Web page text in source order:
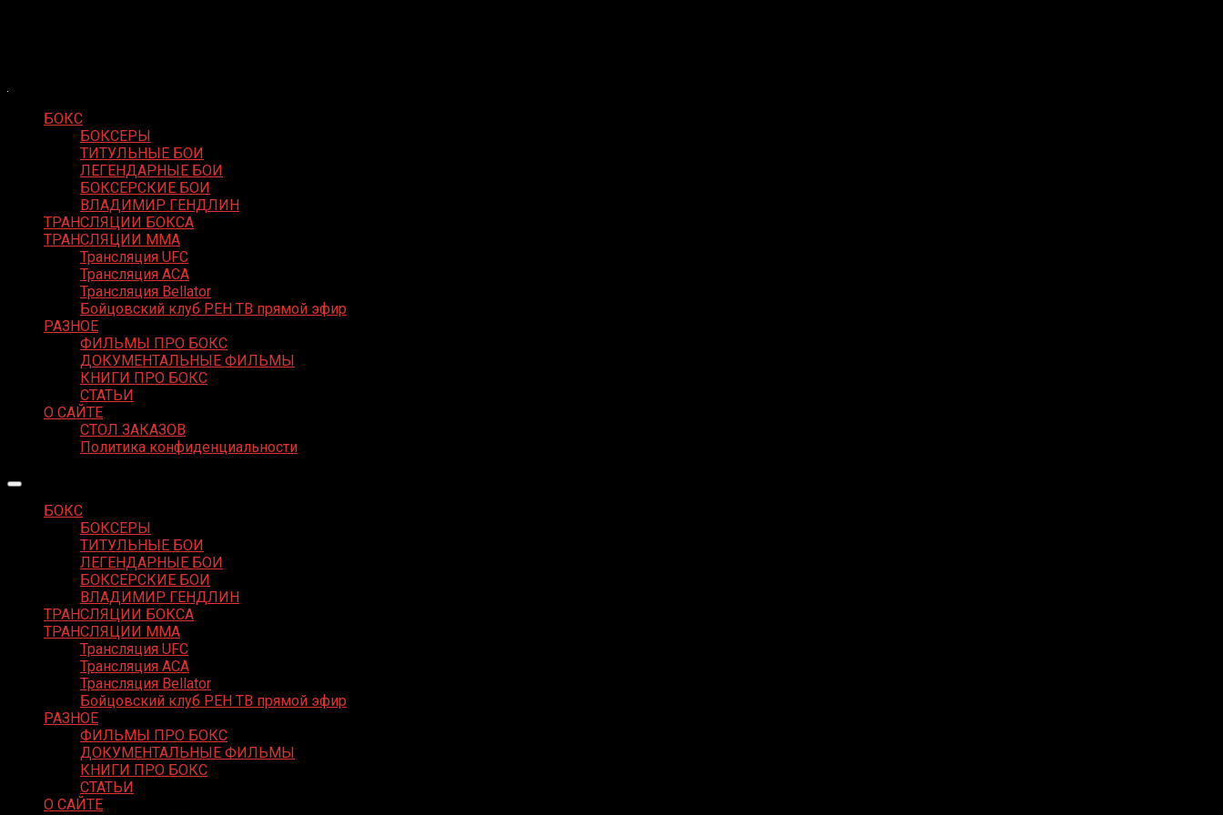
БОКС
БОКСЕРЫ
ТИТУЛЬНЫЕ БОИ
ЛЕГЕНДАРНЫЕ БОИ
БОКСЕРСКИЕ БОИ
ВЛАДИМИР ГЕНДЛИН
ТРАНСЛЯЦИИ БОКСА
ТРАНСЛЯЦИИ MMA
Трансляция UFC
Трансляция ACA
Трансляция Bellator
Бойцовский клуб РЕН ТВ прямой эфир
РАЗНОЕ
ФИЛЬМЫ ПРО БОКС
ДОКУМЕНТАЛЬНЫЕ ФИЛЬМЫ
КНИГИ ПРО БОКС
СТАТЬИ
О САЙТЕ
СТОЛ ЗАКАЗОВ
Политика конфиденциальности
БОКС
БОКСЕРЫ
ТИТУЛЬНЫЕ БОИ
ЛЕГЕНДАРНЫЕ БОИ
БОКСЕРСКИЕ БОИ
ВЛАДИМИР ГЕНДЛИН
ТРАНСЛЯЦИИ БОКСА
ТРАНСЛЯЦИИ MMA
Трансляция UFC
Трансляция ACA
Трансляция Bellator
Бойцовский клуб РЕН ТВ прямой эфир
РАЗНОЕ
ФИЛЬМЫ ПРО БОКС
ДОКУМЕНТАЛЬНЫЕ ФИЛЬМЫ
КНИГИ ПРО БОКС
СТАТЬИ
О САЙТЕ